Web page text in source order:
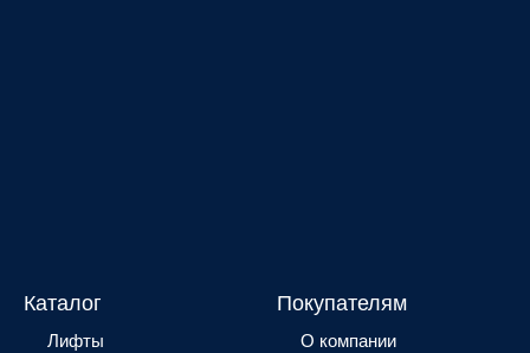
Каталог
Лифты
Покупателям
О компании